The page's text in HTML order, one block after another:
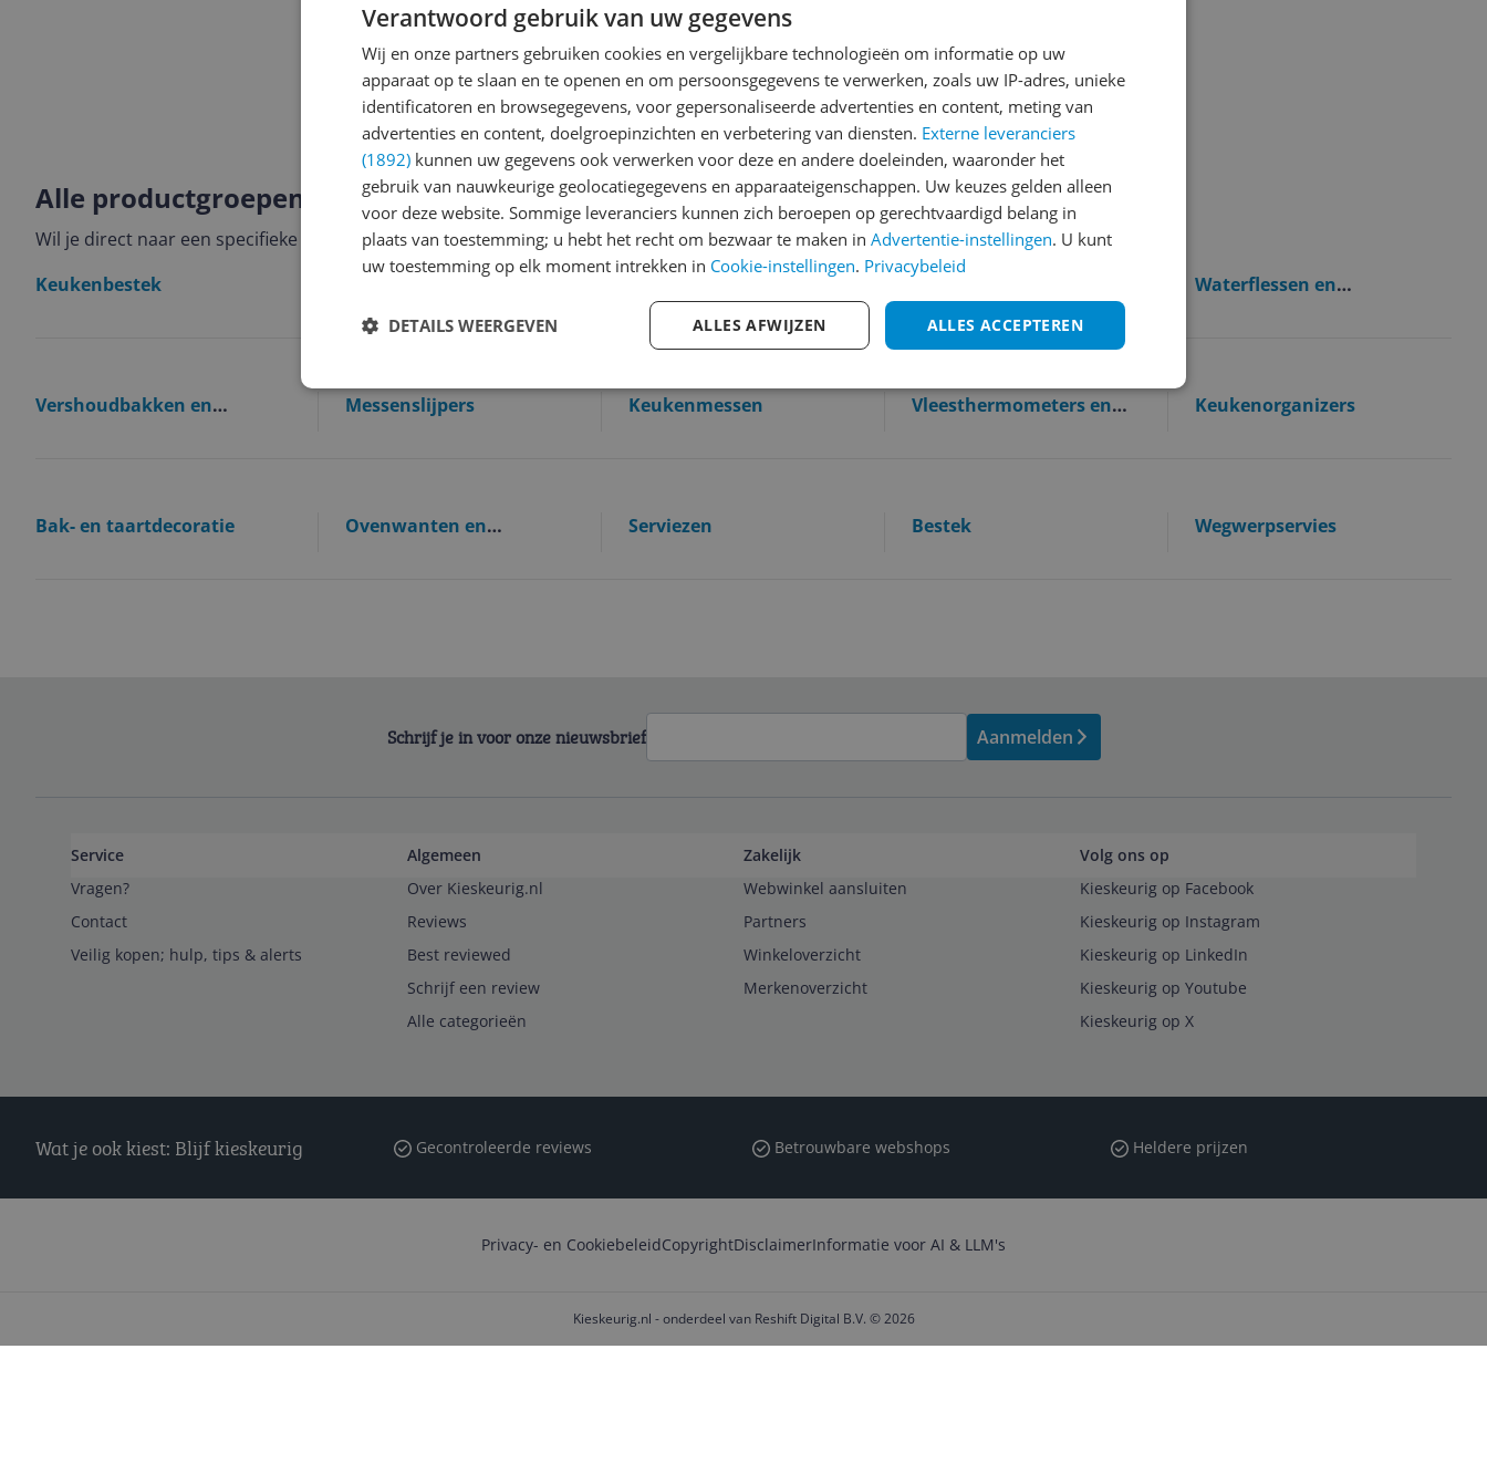
Alle productgroepen binnen Keukengerei
Wil je direct naar een specifieke categorie? Hieronder vind je alle productgroepen die onder Keukengerei te vinden zijn.
Keukenbestek
Cocktail- en
Waterflessen en
Vershoudbakken en
Messenslijpers Keukenmessen
Vleesthermometers en
Keukenorganizers
Bak- en taartdecoratie
Ovenwanten en
Serviezen Bestek Wegwerpservies
Schrijf je in voor onze nieuwsbrief Aanmelden
Service
Vragen?
Contact
Veilig kopen; hulp, tips & alerts
Algemeen
Over Kieskeurig.nl
Reviews
Best reviewed
Schrijf een review
Alle categorieën
Zakelijk
Webwinkel aansluiten
Partners
Winkeloverzicht
Merkenoverzicht
Volg ons op
Kieskeurig op Facebook
Kieskeurig op Instagram
Kieskeurig op LinkedIn
Kieskeurig op Youtube
Kieskeurig op X
Wat je ook kiest: Blijf kieskeurig Gecontroleerde reviews Betrouwbare webshops Heldere prijzen
Privacy- en CookiebeleidCopyrightDisclaimerInformatie voor AI & LLM's
Kieskeurig.nl - onderdeel van Reshift Digital B.V. © 2026
Verantwoord gebruik van uw gegevens
Wij en onze partners gebruiken cookies en vergelijkbare technologieën om informatie op uw
apparaat op te slaan en te openen en om persoonsgegevens te verwerken, zoals uw IP-adres, unieke
identificatoren en browsegegevens, voor gepersonaliseerde advertenties en content, meting van
advertenties en content, doelgroepinzichten en verbetering van diensten. Externe leveranciers
(1892) kunnen uw gegevens ook verwerken voor deze en andere doeleinden, waaronder het
gebruik van nauwkeurige geolocatiegegevens en apparaateigenschappen. Uw keuzes gelden alleen
voor deze website. Sommige leveranciers kunnen zich beroepen op gerechtvaardigd belang in
plaats van toestemming; u hebt het recht om bezwaar te maken in Advertentie-instellingen. U kunt
uw toestemming op elk moment intrekken in Cookie-instellingen. Privacybeleid
ALLES ACCEPTEREN
ALLES AFWIJZEN
DETAILS WEERGEVEN